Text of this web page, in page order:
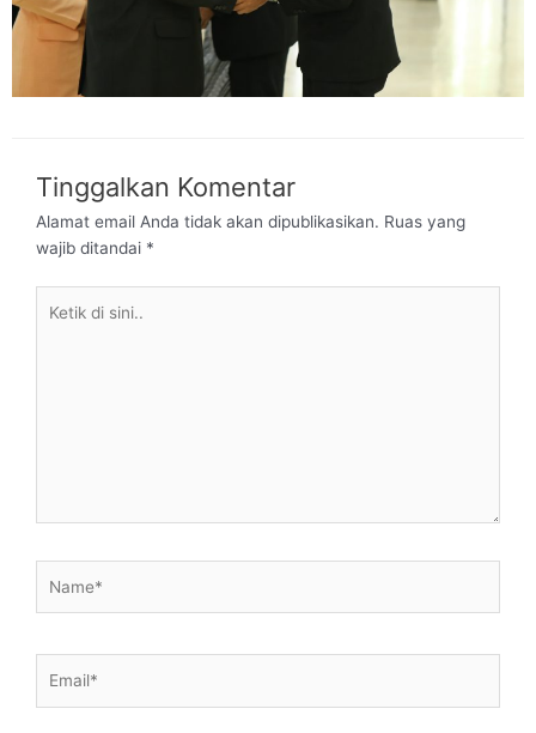
Tinggalkan Komentar
Alamat email Anda tidak akan dipublikasikan. Ruas yang
wajib ditandai *